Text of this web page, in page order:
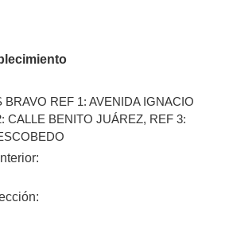
BRAVO REF 1: AVENIDA IGNACIO
CALLE BENITO JUÁREZ, REF 3: